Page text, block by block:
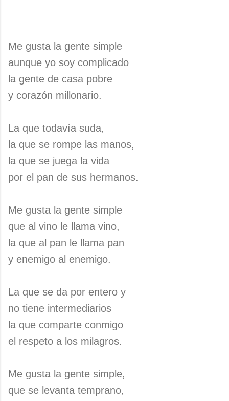
Me gusta la gente simple
aunque yo soy complicado
la gente de casa pobre
y corazón millonario.
La que todavía suda,
la que se rompe las manos,
la que se juega la vida
por el pan de sus hermanos.
Me gusta la gente simple
que al vino le llama vino,
la que al pan le llama pan
y enemigo al enemigo.
La que se da por entero y
no tiene intermediarios
la que comparte conmigo
el respeto a los milagros.
Me gusta la gente simple,
que se levanta temprano,